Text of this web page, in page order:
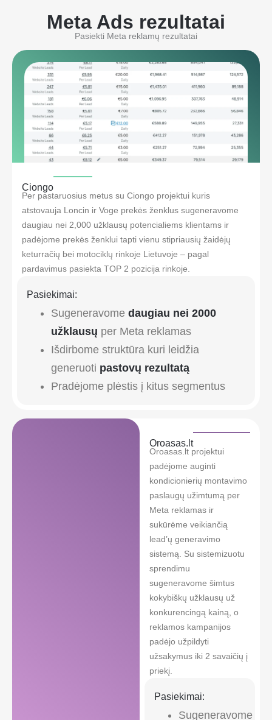
Meta Ads rezultatai
Pasiekti Meta reklamų rezultatai
Ciongo
Per pastaruosius metus su Ciongo projektui kuris
atstovauja Loncin ir Voge prekės ženklus sugeneravome
daugiau nei 2,000 užklausų potencialiems klientams ir
padėjome prekės ženklui tapti vienu stipriausių žaidėjų
keturračių bei motociklų rinkoje Lietuvoje – pagal
pardavimus pasiekta TOP 2 pozicija rinkoje.
Pasiekimai:
Sugeneravome daugiau nei 2000
užklausų per Meta reklamas
Išdirbome struktūra kuri leidžia
generuoti pastovų rezultatą
Pradėjome plėstis į kitus segmentus
Oroasas.lt
Oroasas.lt projektui
padėjome auginti
kondicionierių montavimo
paslaugų užimtumą per
Meta reklamas ir
sukūrėme veikiančią
lead’ų generavimo
sistemą. Su sistemizuotu
sprendimu
sugeneravome šimtus
kokybiškų užklausų už
konkurencingą kainą, o
reklamos kampanijos
padėjo užpildyti
užsakymus iki 2 savaičių į
priekį.
Pasiekimai:
Sugeneravome